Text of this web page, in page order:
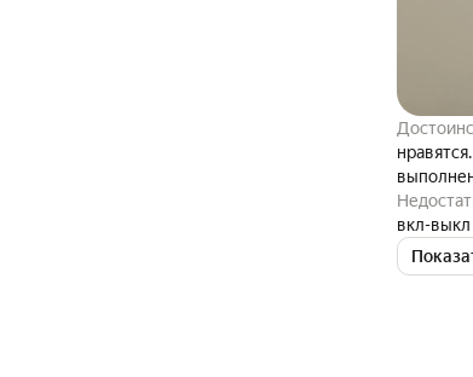
вкл-выкл
классная.